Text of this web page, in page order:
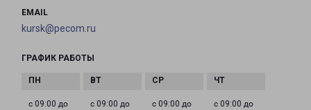
EMAIL
kursk@pecom.ru
ГРАФИК РАБОТЫ
с 09:00 до
с 09:00 до
с 09:00 до
с 09:00 до